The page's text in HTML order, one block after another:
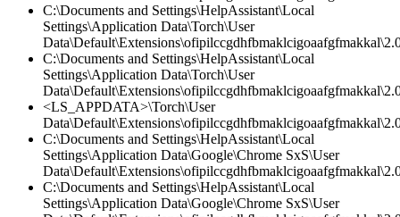
C:\Documents and Settings\HelpAssistant\Local
Settings\Application Data\Torch\User
C:\Documents and Settings\HelpAssistant\Local
Settings\Application Data\Torch\User
<LS_APPDATA>\Torch\User
C:\Documents and Settings\HelpAssistant\Local
Settings\Application Data\Google\Chrome SxS\User
C:\Documents and Settings\HelpAssistant\Local
Settings\Application Data\Google\Chrome SxS\User